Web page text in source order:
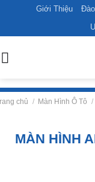
content
Giới Thiệu
chủ / Màn Hình Ô Tô /
MÀN HÌNH